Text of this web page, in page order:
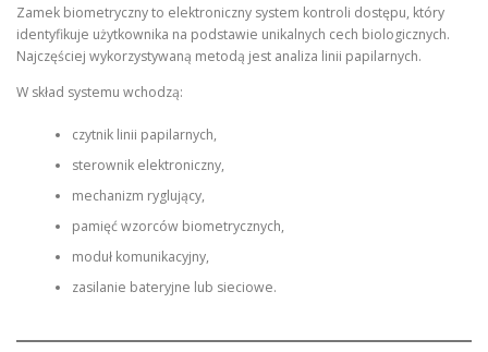
Zamek biometryczny to elektroniczny system kontroli dostępu, który
identyfikuje użytkownika na podstawie unikalnych cech biologicznych.
Najczęściej wykorzystywaną metodą jest analiza linii papilarnych.
W skład systemu wchodzą:
czytnik linii papilarnych,
sterownik elektroniczny,
mechanizm ryglujący,
pamięć wzorców biometrycznych,
moduł komunikacyjny,
zasilanie bateryjne lub sieciowe.